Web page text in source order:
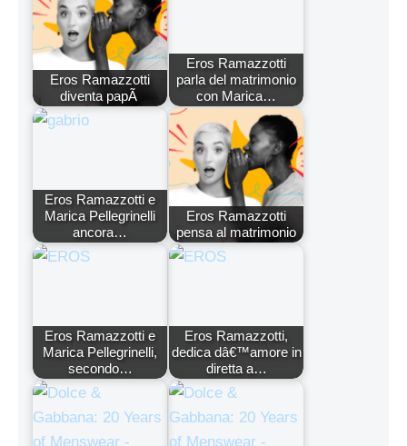
Eros Ramazzotti
diventa papÃ
Eros Ramazzotti
parla del matrimonio
con Marica…
Eros Ramazzotti e
Marica Pellegrinelli
ancora…
Eros Ramazzotti
pensa al matrimonio
Eros Ramazzotti e
Marica Pellegrinelli,
secondo…
Eros Ramazzotti,
dedica dâ€™amore in
diretta a…